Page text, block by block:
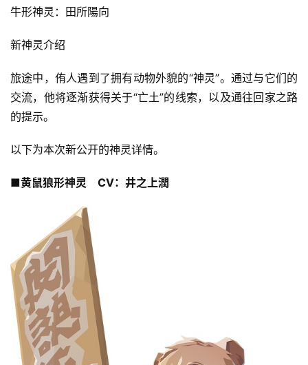
牛形神灵：田所陽向
新神灵介绍
旅途中，侑人遇到了拥有动物外貌的“神灵”。通过与它们的
交流，他将逐渐获得关于“亡土”的线索，以及通往回家之路
的提示。
以下为本次新公开的神灵详情。
■黄鼠狼形神灵　CV：井之上潤